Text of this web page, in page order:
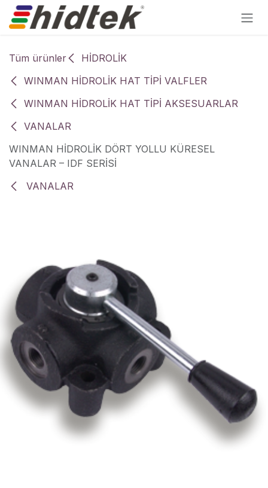
İçereği Atla
Tüm ürünler
HİDROLİK
WINMAN HİDROLİK HAT TİPİ VALFLER
WINMAN HİDROLİK HAT TİPİ AKSESUARLAR
VANALAR
WINMAN HİDROLİK DÖRT YOLLU KÜRESEL
VANALAR – IDF SERİSİ
VANALAR